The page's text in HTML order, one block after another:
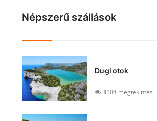
Népszerű szállások
Dugi otok
3104 megtekintés